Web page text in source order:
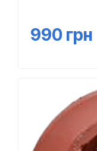
990 грн